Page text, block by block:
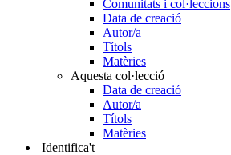
Comunitats i col·leccions
Data de creació
Autor/a
Títols
Matèries
Aquesta col·lecció
Data de creació
Autor/a
Títols
Matèries
Identifica't